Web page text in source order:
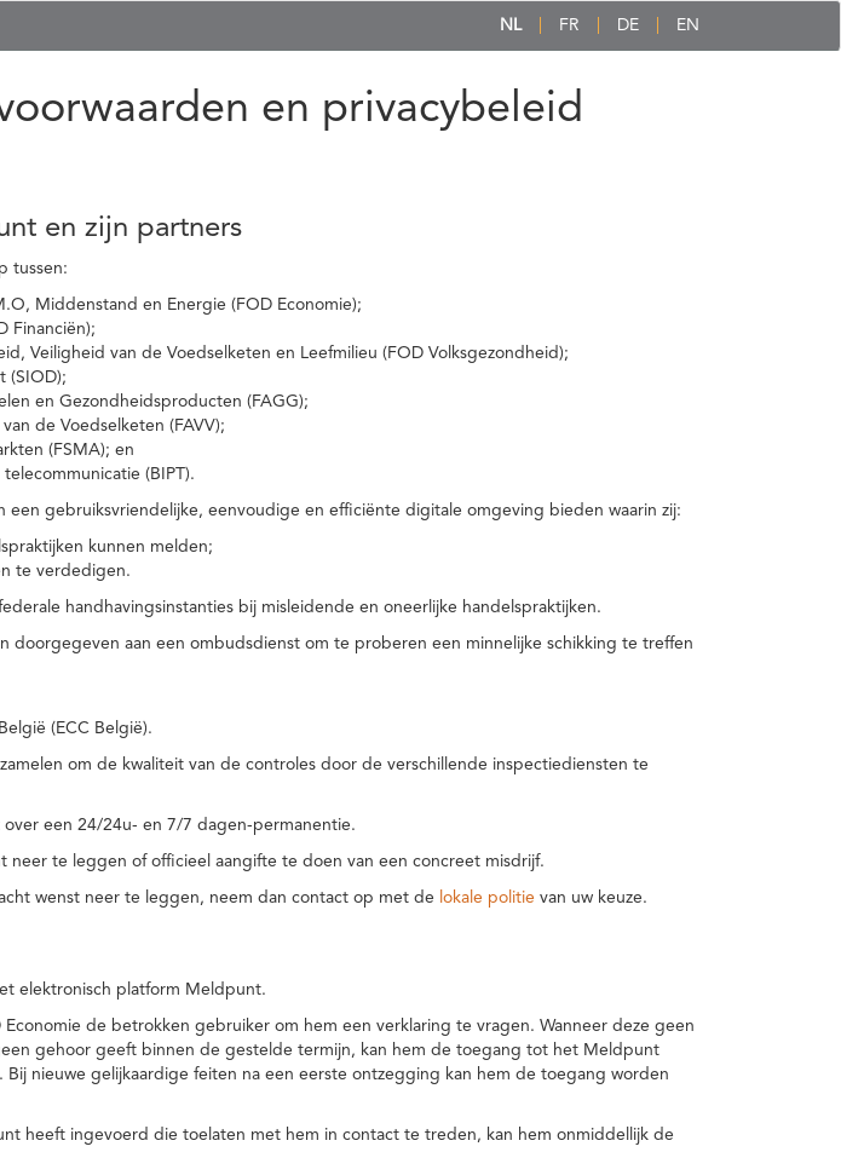
NL FR DE EN
en privacybeleid
en zijn partners
tussen:
Middenstand en Energie (FOD Economie);
Financiën);
Veiligheid van de Voedselketen en Leefmilieu (FOD Volksgezondheid);
(SIOD);
en Gezondheidsproducten (FAGG);
de Voedselketen (FAVV);
(FSMA); en
(BIPT).
gebruiksvriendelijke, eenvoudige en efficiënte digitale omgeving bieden waarin zij:
kunnen melden;
te verdedigen.
handhavingsinstanties bij misleidende en oneerlijke handelspraktijken.
doorgegeven aan een ombudsdienst om te proberen een minnelijke schikking te treffen
(ECC België).
om de kwaliteit van de controles door de verschillende inspectiediensten te
een 24/24u- en 7/7 dagen-permanentie.
te leggen of officieel aangifte te doen van een concreet misdrijf.
wenst neer te leggen, neem dan contact op met de lokale politie van uw keuze.
elektronisch platform Meldpunt.
de betrokken gebruiker om hem een verklaring te vragen. Wanneer deze geen
gehoor geeft binnen de gestelde termijn, kan hem de toegang tot het Meldpunt
nieuwe gelijkaardige feiten na een eerste ontzegging kan hem de toegang worden
heeft ingevoerd die toelaten met hem in contact te treden, kan hem onmiddellijk de